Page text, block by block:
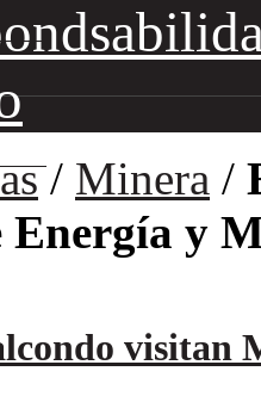
/ Minera /
y
visitan